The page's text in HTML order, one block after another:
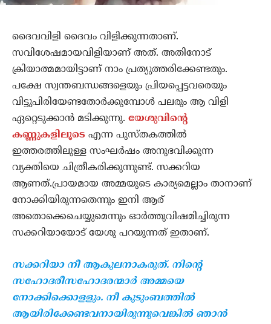
ദൈവവിളി ദൈവം വിളിക്കുന്നതാണ്.
സവിശേഷമായവിളിയാണ് അത്. അതിനോട്
ക്രിയാത്മമായിട്ടാണ് നാം പ്രത്യുത്തരിക്കേണ്ടതും.
പക്ഷേ സ്വന്തബന്ധങ്ങളെയും പ്രിയപ്പെട്ടവരെയും
വിട്ടുപിരിയേണ്ടതോര്‍ക്കുമ്പോള്‍ പലരും ആ വിളി
ഏറ്റെടുക്കാന്‍ മടിക്കുന്നു. യേശുവിന്റെ
കണ്ണുകളിലൂടെ എന്ന പുസ്തകത്തില്‍
ഇത്തരത്തിലുള്ള സംഘര്‍ഷം അനുഭവിക്കുന്ന
വ്യക്തിയെ ചിത്രീകരിക്കുന്നുണ്ട്. സക്കറിയ
ആണത്.പ്രായമായ അമ്മയുടെ കാര്യമെല്ലാം താനാണ്
നോക്കിയിരുന്നതെന്നും ഇനി ആര്
അതൊക്കെചെയ്യുമെന്നും ഓര്‍ത്തുവിഷമിച്ചിരുന്ന
സക്കറിയായോട് യേശു പറയുന്നത് ഇതാണ്.
സക്കറിയാ നീ ആകുലനാകരുത്. നിന്റെ
സഹോദരീസഹോദരന്മാര്‍ അമ്മയെ
നോക്കിക്കൊളളും. നീ കുടുംബത്തില്‍
ആയിരിക്കേണ്ടവനായിരുന്നുവെങ്കില്‍ ഞാന്‍